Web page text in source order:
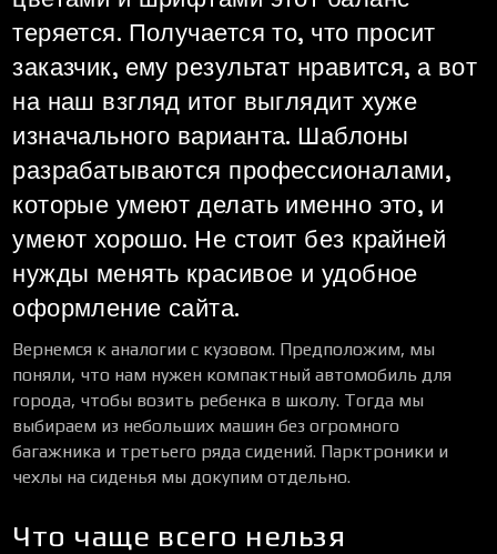
теряется. Получается то, что просит
заказчик, ему результат нравится, а вот
на наш взгляд итог выглядит хуже
изначального варианта. Шаблоны
разрабатываются профессионалами,
которые умеют делать именно это, и
умеют хорошо. Не стоит без крайней
нужды менять красивое и удобное
оформление сайта.
Вернемся к аналогии с кузовом. Предположим, мы
поняли, что нам нужен компактный автомобиль для
города, чтобы возить ребенка в школу. Тогда мы
выбираем из небольших машин без огромного
багажника и третьего ряда сидений. Парктроники и
чехлы на сиденья мы докупим отдельно.
Что чаще всего нельзя